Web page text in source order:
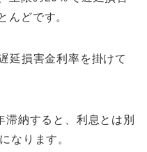
んどです。
延損害金利率を掛けて
納すると、利息とは別
なります。